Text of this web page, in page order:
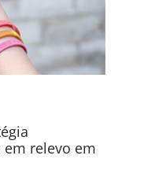
relevo em